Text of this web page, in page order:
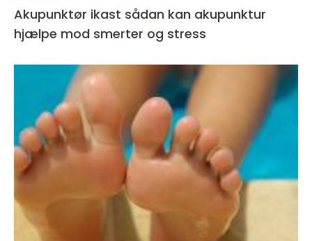
Akupunktør ikast sådan kan akupunktur
hjælpe mod smerter og stress